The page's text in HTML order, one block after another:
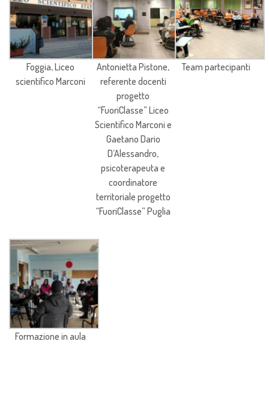
Foggia, Liceo
scientifico Marconi
Antonietta Pistone,
referente docenti
progetto
“FuoriClasse” Liceo
Scientifico Marconi e
Gaetano Dario
D’Alessandro,
psicoterapeuta e
coordinatore
territoriale progetto
“FuoriClasse” Puglia
Team partecipanti
Formazione in aula